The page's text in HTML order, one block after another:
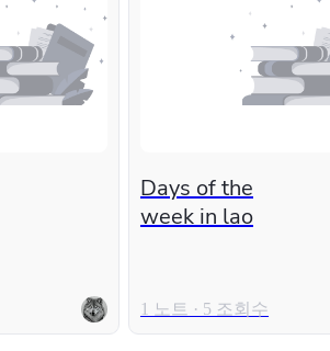
Days of the
week in lao
1 노트 · 5 조회수